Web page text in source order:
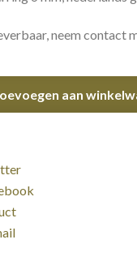
neem contact
aan